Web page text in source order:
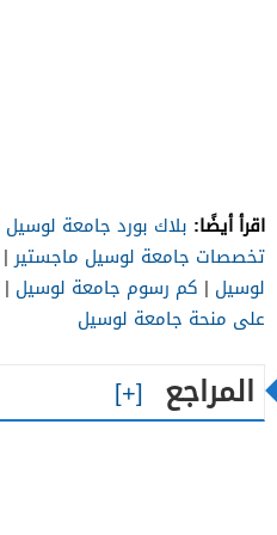
اقرأ أيضًا: بلاك بورد جامعة لوسيل
تخصصات جامعة لوسيل ماجستير|
لوسيل | كم رسوم جامعة لوسيل |
على منحة جامعة لوسيل
المراجع